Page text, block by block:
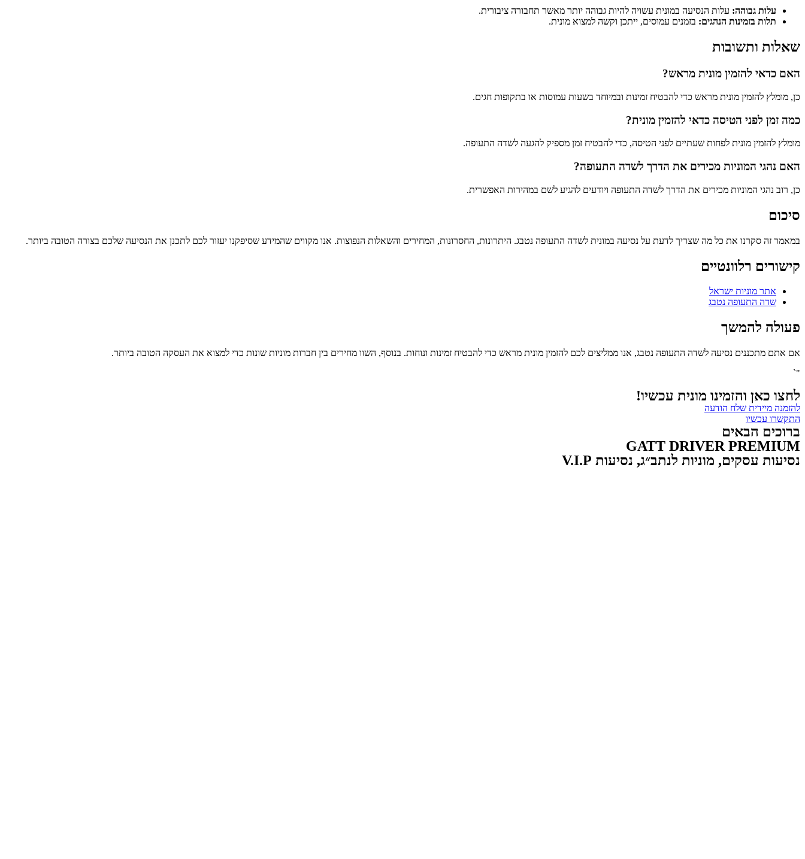
עלות גבוהה: עלות הנסיעה במונית עשויה להיות גבוהה יותר מאשר תחבורה ציבורית.
תלות בזמינות הנהגים: בזמנים עמוסים, ייתכן וקשה למצוא מונית.
שאלות ותשובות
האם כדאי להזמין מונית מראש?
כן, מומלץ להזמין מונית מראש כדי להבטיח זמינות ובמיוחד בשעות עמוסות או בתקופות חגים.
כמה זמן לפני הטיסה כדאי להזמין מונית?
מומלץ להזמין מונית לפחות שעתיים לפני הטיסה, כדי להבטיח זמן מספיק להגעה לשדה התעופה.
האם נהגי המוניות מכירים את הדרך לשדה התעופה?
כן, רוב נהגי המוניות מכירים את הדרך לשדה התעופה ויודעים להגיע לשם במהירות האפשרית.
סיכום
במאמר זה סקרנו את כל מה שצריך לדעת על נסיעה במונית לשדה התעופה נטבג. היתרונות, החסרונות, המחירים והשאלות הנפוצות. אנו מקווים שהמידע שסיפקנו יעזור לכם לתכנן את הנסיעה שלכם בצורה הטובה ביותר.
קישורים רלוונטיים
אתר מוניות ישראל
שדה התעופה נטבג
פעולה להמשך
אם אתם מתכננים נסיעה לשדה התעופה נטבג, אנו ממליצים לכם להזמין מונית מראש כדי להבטיח זמינות ונוחות. בנוסף, השוו מחירים בין חברות מוניות שונות כדי למצוא את העסקה הטובה ביותר.
"`
לחצו כאן והזמינו מונית עכשיו!
להזמנה מיידית שלח הודעה
התקשרו עכשיו
ברוכים הבאים
GATT DRIVER PREMIUM
נסיעות עסקים, מוניות לנתב״ג, נסיעות V.I.P